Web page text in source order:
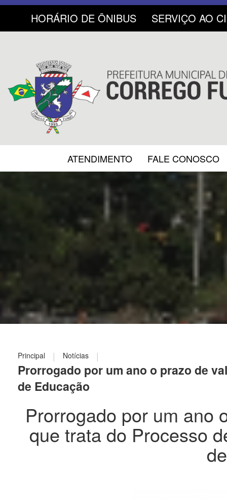
HORÁRIO DE ÔNIBUS SERVIÇO AO
ATENDIMENTO FALE CONOSCO
Principal | Notícias |
Prorrogado por um ano o prazo de
de Educação
Prorrogado por um ano
que trata do Processo